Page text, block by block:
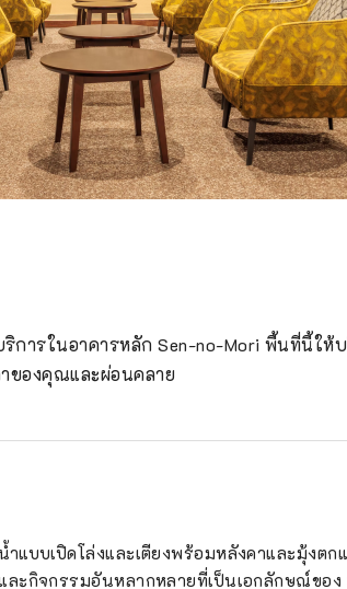
ารในอาคารหลัก Sen-no-Mori พื้นที่นี้ให้บ
ของคุณและผ่อนคลาย
แบบเปิดโล่งและเตียงพร้อมหลังคาและมุ้งตก
ะกิจกรรมอันหลากหลายที่เป็นเอกลักษณ์ของ